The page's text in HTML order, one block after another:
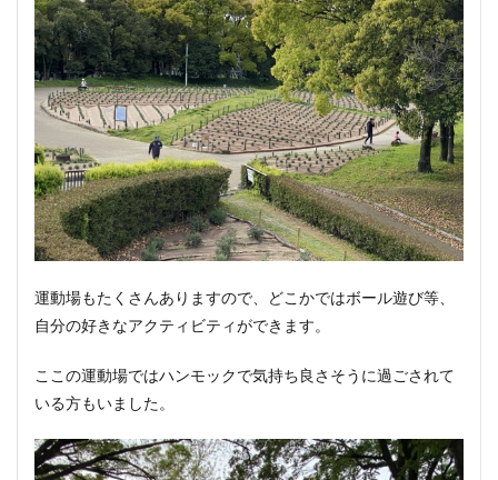
運動場もたくさんありますので、どこかではボール遊び等、
自分の好きなアクティビティができます。
ここの運動場ではハンモックで気持ち良さそうに過ごされて
いる方もいました。